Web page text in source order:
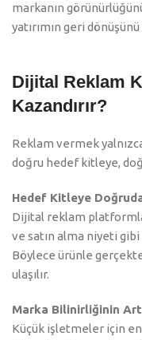
markanın
yatırımın geri
Dijital Reklam
Kazandırır?
Reklam vermek
doğru hedef kitleye,
Hedef Kitleye
Dijital reklam
ve satın alma niyeti
Böylece ürünle
ulaşılır.
Marka Bilinirliğinin
Küçük işletmeler için en